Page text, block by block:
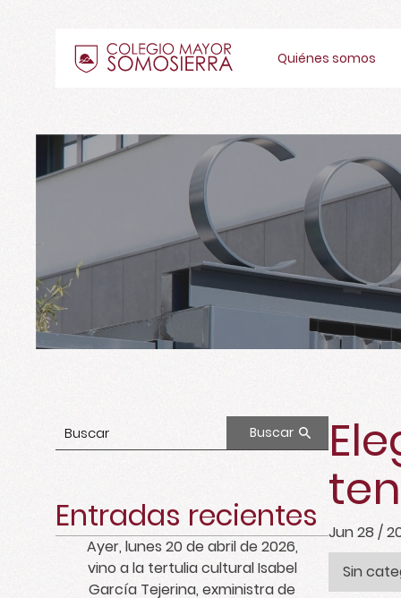
Quiénes somos
Buscar
Entradas recientes
Ayer, lunes 20 de abril de 2026,
vino a la tertulia cultural Isabel
García Tejerina, exministra de
Jun 28 /
Sin